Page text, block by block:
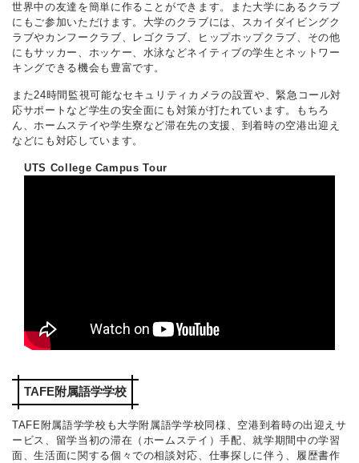
世界中の友達を簡単に作ることができます。また大学にあるクラブ
にもご参加いただけます。大学のクラブには、スカイダイビングク
ラブやカンフークラブ、レゴクラブ、ヒップホップクラブ、その他
にもサッカー、ホッケー、水泳などネイティブの学生とネットワー
キングできる機会も豊富です。
また24時間監視可能なセキュリティカメラの設置や、緊急コール対
応サポートなど学生の安全面にも対策が打たれています。もちろ
ん、ホームステイや学生寮など滞在先の支援、到着時の空港出迎え
などにも対応しています。
UTS College Campus Tour
TAFE附属語学学校
TAFE附属語学学校も大学附属語学学校同様、空港到着時の出迎えサ
ービス、留学当初の滞在（ホームステイ）手配、就学期間中の学習
面、生活面に関する個々での相談対応、仕事探しに伴う、履歴書作